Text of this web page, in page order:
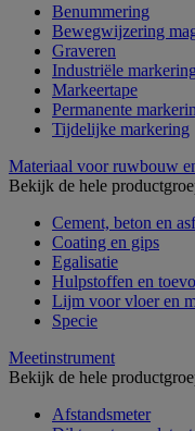
Benummering
Bewegwijzering
Graveren
Industriële markering
Markeertape
Permanente
Tijdelijke markering
Materiaal voor ruwbouw
Bekijk de hele
Cement, beton en
Coating en gips
Egalisatie
Hulpstoffen en
Lijm voor vloer en
Specie
Meetinstrument
Bekijk de hele
Afstandsmeter